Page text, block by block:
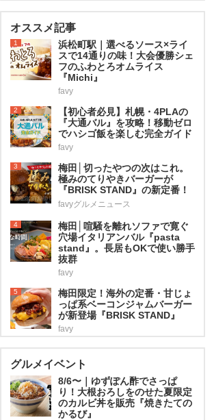
オススメ記事
1
浜松町駅｜選べるソース×ライ
スで14通りの味！大会優勝シェ
フのふわとろオムライス
『Michi』
favy
2
【初心者必見】札幌・4PLAの
『大通バル』を攻略！移動ゼロ
でハシゴ飯を楽しむ完全ガイド
favy
3
梅田│切ったやつの次はこれ。
極みのてりやきバーガーが
『BRISK STAND』の新定番！
favyグルメニュース
4
梅田│喧騒を離れソファで寛ぐ
穴場イタリアンバル『pasta
stand』。長居もOKで使い勝手
抜群
favy
5
梅田限定！海外の定番・甘じょ
っぱ系ベーコンジャムバーガー
が新登場『BRISK STAND』
favy
グルメイベント
8/6〜｜ゆずぽん酢でさっぱ
り！大根おろしをのせた夏限定
のカルビ丼を販売『焼きたての
かるび』